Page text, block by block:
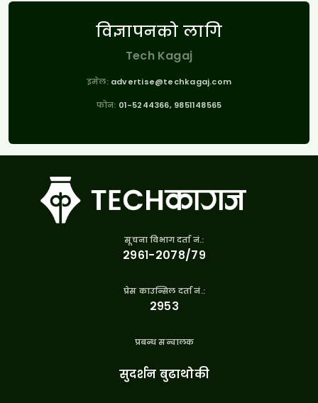
विज्ञापनको लागि
Tech Kagaj
इमेल: advertise@techkagaj.com
फोन: 01-5244366, 9851148565
सूचना विभाग दर्ता नं.:
२९६१-२०७८/७९
प्रेस काउन्सिल दर्ता नं.:
२९५३
प्रबन्ध सन्चालक
सुदर्शन बुढाथोकी